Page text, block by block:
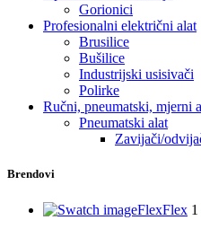
Gorionici
Profesionalni električni alat
Brusilice
Bušilice
Industrijski usisivači
Polirke
Ručni, pneumatski, mjerni
Pneumatski alat
Zavijači/
Brendovi
FlexFlex 1